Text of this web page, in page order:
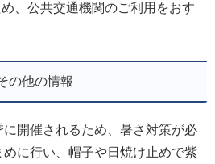
、公共交通機関のご利用をおす
の他の情報
開催されるため、暑さ対策が必
に行い、帽子や日焼け止めで紫